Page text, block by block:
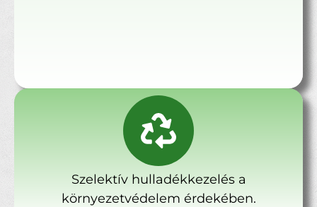
Szelektív hulladékkezelés a
környezetvédelem érdekében.